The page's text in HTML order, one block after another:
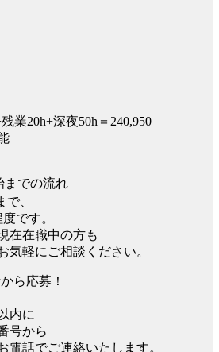
業20h+深夜50h＝240,950
までの流れ
、
です。
在在職中の方も
軽にご相談ください。
ら応募！
内に
号から
電話でご連絡いたします。